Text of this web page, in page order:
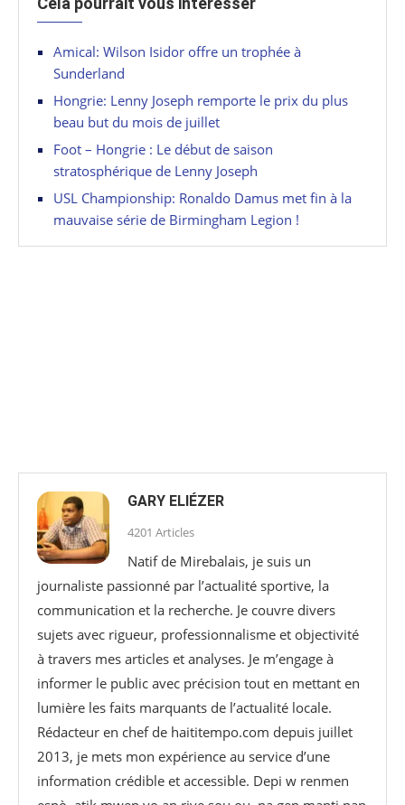
Amical: Wilson Isidor offre un trophée à
Sunderland
Hongrie: Lenny Joseph remporte le prix du plus
beau but du mois de juillet
Foot – Hongrie : Le début de saison
stratosphérique de Lenny Joseph
USL Championship: Ronaldo Damus met fin à la
mauvaise série de Birmingham Legion !
GARY ELIÉZER
4201 Articles
Natif de Mirebalais, je suis un
journaliste passionné par l’actualité sportive, la
communication et la recherche. Je couvre divers
sujets avec rigueur, professionnalisme et objectivité
à travers mes articles et analyses. Je m’engage à
informer le public avec précision tout en mettant en
lumière les faits marquants de l’actualité locale.
Rédacteur en chef de haititempo.com⁠ depuis juillet
2013, je mets mon expérience au service d’une
information crédible et accessible. Depi w renmen